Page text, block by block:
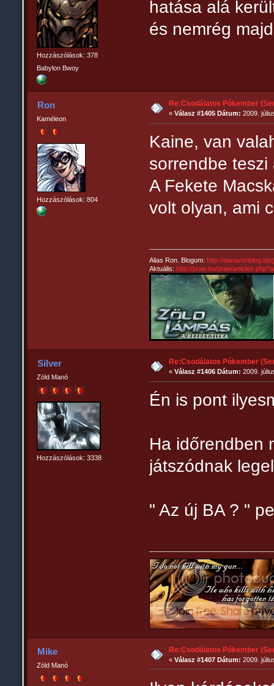
Hozzászólások: 378
Babylon Bwoy
hatása alá
és nemrég
Ron
Kaméleon
Hozzászólások: 804
Re:Csodálatos Pókember
«Válasz #1405 Dátum: 2009.
Kaine, van
sorrendbe
A Fekete
volt olyan, ami
Alias Ron. Blogom: http://
Aktuális: http://prae.hu/prae/
Silver
Zöld Manó
Hozzászólások: 3338
Re:Csodálatos Pókember
«Válasz #1406 Dátum: 2009.
Én is pont
Ha időrendben
játszódnak
" Az új BA ? "
Mike
Zöld Manó
Re:Csodálatos Pókember
«Válasz #1407 Dátum: 2009.